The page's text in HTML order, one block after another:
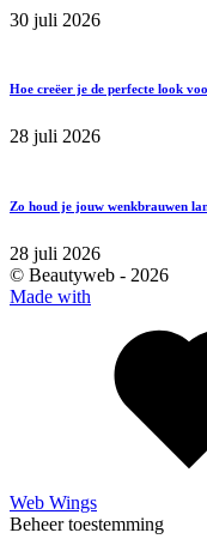
30 juli 2026
Hoe creëer je de perfecte look
28 juli 2026
Zo houd je jouw wenkbrauwen
28 juli 2026
© Beautyweb - 2026
Made with
Web Wings
Beheer toestemming